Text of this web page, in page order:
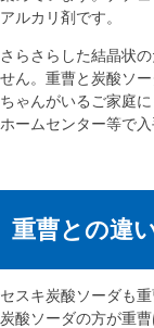
アルカリ剤です。
さらさらした結晶状
せん。重曹と炭酸ソー
ちゃんがいるご家庭
ホームセンター等で入
重曹との違
セスキ炭酸ソーダも
炭酸ソーダの方が重